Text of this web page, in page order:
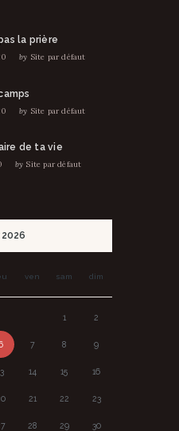
la prière
by Site par défaut
by Site par défaut
de ta vie
by Site par défaut
2026
ven sam dim
1 2
7 8 9
14 15 16
21 22 23
28 29 30